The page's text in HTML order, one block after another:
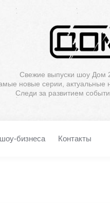
Свежие выпуски шоу Дом
новые серии, актуальные
Следи за развитием
бизнеса Контакты